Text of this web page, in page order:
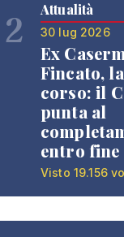
2 Attualità
30 lug 2026
Ex
Fincato,
corso: il
punta al
entro fine
Visto 19.156